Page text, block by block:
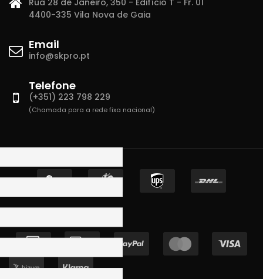
Rua 28 de Janeiro, 350 - Edifício T - Fr. 01
4400-335 Vila Nova de Gaia
Email
info@skpro.pt
Telefone
(+351) 223 798 229
(Chamada para a rede fixa nacional)